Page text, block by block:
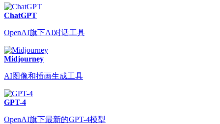
ChatGPT
OpenAI旗下AI对话工具
Midjourney
AI图像和插画生成工具
GPT-4
OpenAI旗下最新的GPT-4模型